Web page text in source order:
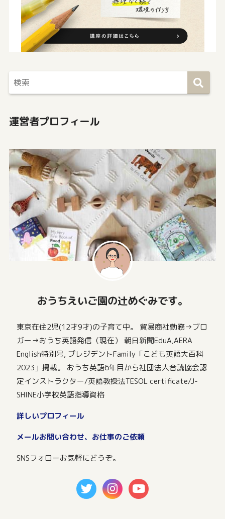
運営者プロフィール
おうちえいご園の辻めぐみです。
東京在住2児(12才9才)の子育て中。 貿易商社勤務→ブロ
ガー→おうち英語発信（現在） 朝日新聞EduA,AERA
English特別号, プレジデントFamily「こども英語大百科
2023」掲載。 おうち英語6年目から社団法人音読協会認
定インストラクター/英語教授法TESOL certificate/J-
SHINE小学校英語指導資格
詳しいプロフィール
メールお問い合わせ、お仕事のご依頼
SNSフォローお気軽にどうぞ。